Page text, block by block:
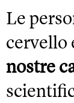
Le
cervello
nostre